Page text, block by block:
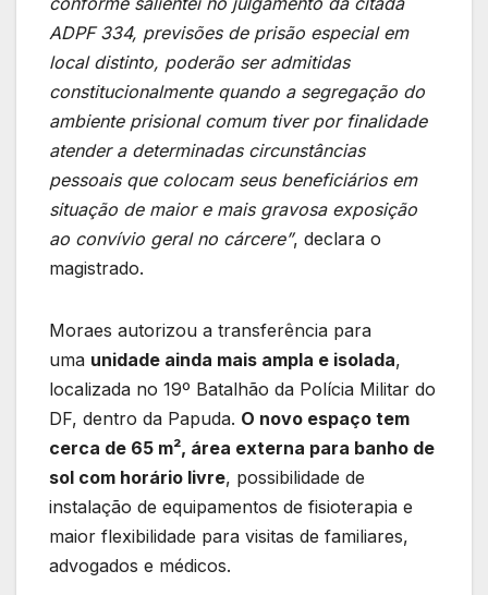
ADPF 334, previsões de prisão especial em
local distinto, poderão ser admitidas
constitucionalmente quando a segregação do
ambiente prisional comum tiver por finalidade
atender a determinadas circunstâncias
pessoais que colocam seus beneficiários em
situação de maior e mais gravosa exposição
ao convívio geral no cárcere”, declara o
magistrado.
Moraes autorizou a transferência para
uma unidade ainda mais ampla e isolada,
localizada no 19º Batalhão da Polícia Militar do
DF, dentro da Papuda. O novo espaço tem
cerca de 65 m², área externa para banho de
sol com horário livre, possibilidade de
instalação de equipamentos de fisioterapia e
maior flexibilidade para visitas de familiares,
advogados e médicos.